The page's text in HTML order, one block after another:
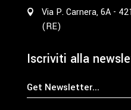
Via P. Carnera, 6A -
(RE)
Iscriviti alla